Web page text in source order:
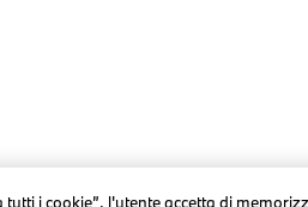
tutti i cookie”, l'utente accetta di